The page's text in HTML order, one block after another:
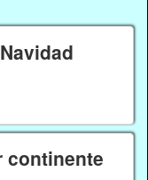
continente